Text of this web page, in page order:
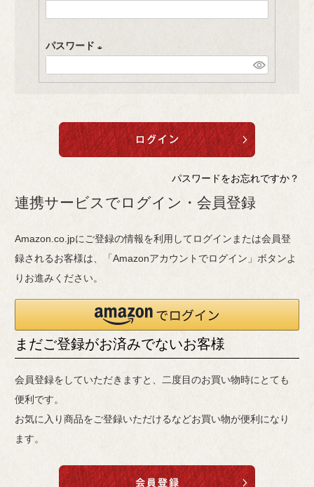
(
須
)
パスワード
(
)
パスワードをお忘れですか？
連携サービスでログイン・会員登録
Amazon.co.jpにご登録の情報を利用してログインまたは会員登
録されるお客様は、「Amazonアカウントでログイン」ボタンよ
りお進みください。
まだご登録がお済みでないお客様
会員登録をしていただきますと、二度目のお買い物時にとても
便利です。
お気に入り商品をご登録いただけるなどお買い物が便利になり
ます。